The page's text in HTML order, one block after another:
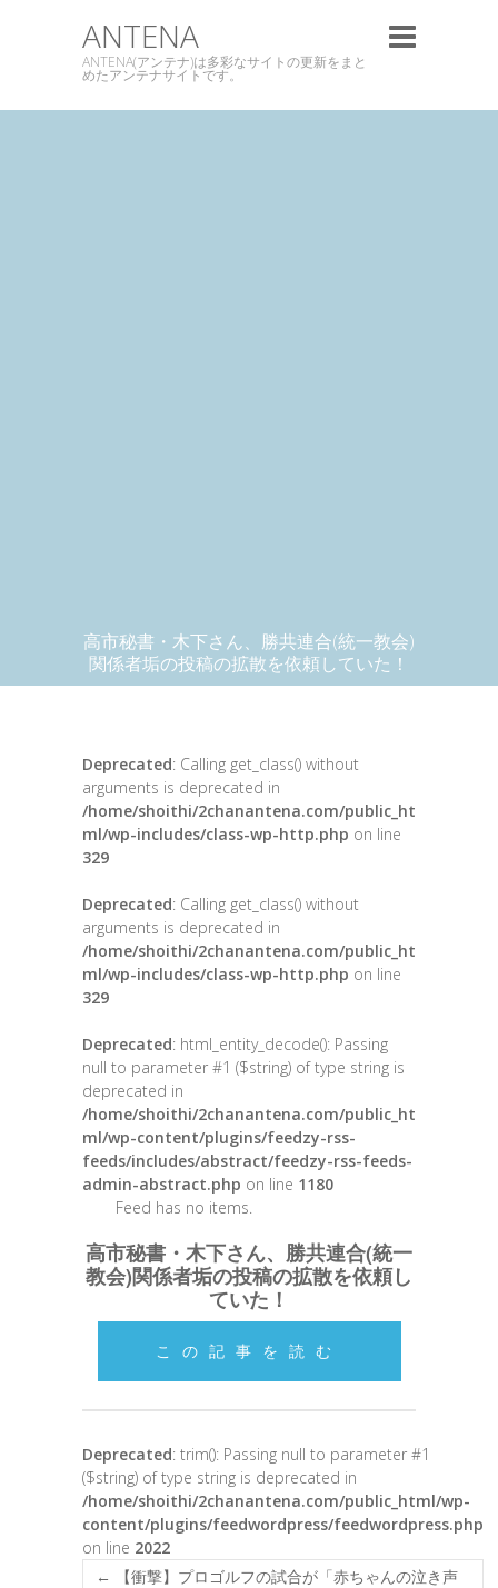
ANTENA
ANTENA(アンテナ)は多彩なサイトの更新をまと
めたアンテナサイトです。
高市秘書・木下さん、勝共連合(統一教会)
関係者垢の投稿の拡散を依頼していた！
Deprecated: Calling get_class() without
arguments is deprecated in
/home/shoithi/2chanantena.com/public_ht
ml/wp-includes/class-wp-http.php on line
329
Deprecated: Calling get_class() without
arguments is deprecated in
/home/shoithi/2chanantena.com/public_ht
ml/wp-includes/class-wp-http.php on line
329
Deprecated: html_entity_decode(): Passing
null to parameter #1 ($string) of type string is
deprecated in
/home/shoithi/2chanantena.com/public_ht
ml/wp-content/plugins/feedzy-rss-
feeds/includes/abstract/feedzy-rss-feeds-
admin-abstract.php on line 1180
Feed has no items.
高市秘書・木下さん、勝共連合(統一
教会)関係者垢の投稿の拡散を依頼し
ていた！
この記事を読む
Deprecated: trim(): Passing null to parameter #1
($string) of type string is deprecated in
/home/shoithi/2chanantena.com/public_html/wp-
content/plugins/feedwordpress/feedwordpress.php
on line 2022
←
【衝撃】プロゴルフの試合が「赤ちゃんの泣き声